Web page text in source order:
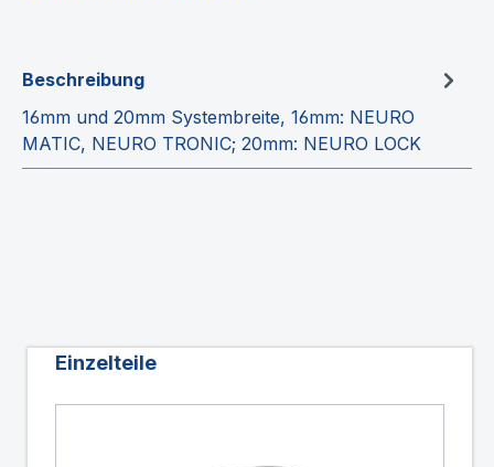
Beschreibung
16mm und 20mm Systembreite, 16mm: NEURO
MATIC, NEURO TRONIC; 20mm: NEURO LOCK
Produktgalerie überspringen
Einzelteile